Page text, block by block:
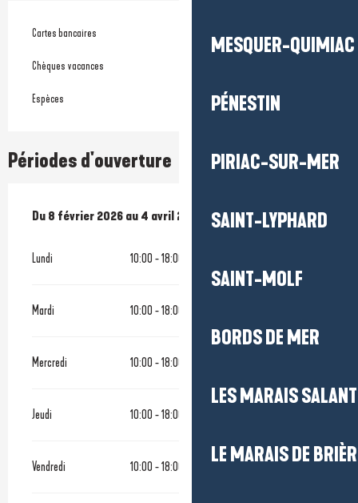
MESQUER-QUIMIAC
PÉNESTIN
PIRIAC-SUR-MER
SAINT-LYPHARD
SAINT-MOLF
BORDS DE MER
LES MARAIS
LE MARAIS DE
Cartes bancaires
Chèques vacances
Espèces
Périodes d'ouverture
Du 8 février 2026 au 4 avril 2026
Du 8 février 2026 au 4 avril 2026
Lundi 10:00 - 18:00
Mardi 10:00 - 18:00
Mercredi 10:00 - 18:00
Jeudi 10:00 - 18:00
Vendredi 10:00 - 18:00